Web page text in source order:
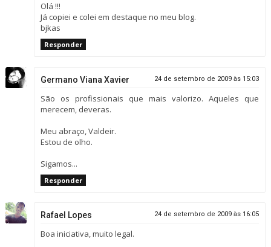
Olá !!!
Já copiei e colei em destaque no meu blog.
bjkas
Responder
Germano Viana Xavier 24 de setembro de 2009 às 15:03
São os profissionais que mais valorizo. Aqueles que
merecem, deveras.
Meu abraço, Valdeir.
Estou de olho.
Sigamos...
Responder
Rafael Lopes 24 de setembro de 2009 às 16:05
Boa iniciativa, muito legal.